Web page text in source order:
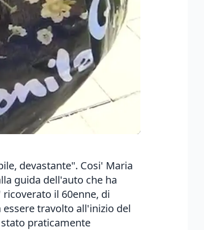
devastante". Cosi' Maria
guida dell'auto che ha
il 60enne, di
travolto all'inizio del
praticamente